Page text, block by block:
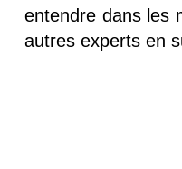
entendre dans les
autres experts en